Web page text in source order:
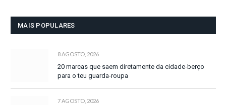
MAIS POPULARES
8 AGOSTO, 2026
20 marcas que saem diretamente da cidade-berço
para o teu guarda-roupa
7 AGOSTO, 2026